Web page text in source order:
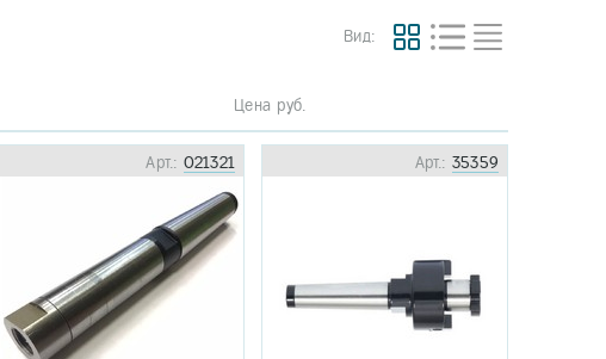
Вид:
Цена руб.
Арт.: 021321 Арт.: 35359